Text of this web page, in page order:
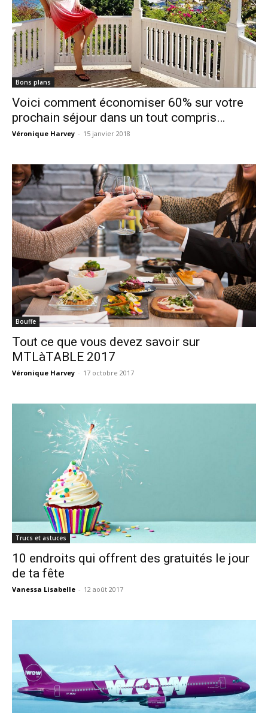
Bons plans
Voici comment économiser 60% sur votre
prochain séjour dans un tout compris…
Véronique Harvey - 15 janvier 2018
Bouffe
Tout ce que vous devez savoir sur
MTLàTABLE 2017
Véronique Harvey - 17 octobre 2017
Trucs et astuces
10 endroits qui offrent des gratuités le jour
de ta fête
Vanessa Lisabelle - 12 août 2017